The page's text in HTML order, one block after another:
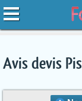
Avis devis